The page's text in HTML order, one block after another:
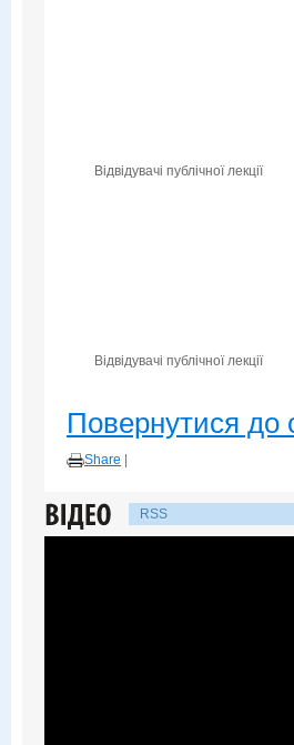
Відвідувачі публічної лекції
Відвідувачі публічної лекції
Повернутися до
Share
RSS